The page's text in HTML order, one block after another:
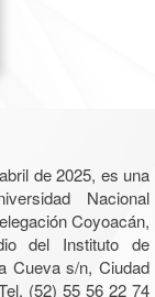
de 2025, es una
Nacional
Coyoacán,
del Instituto de
Cueva s/n, Ciudad
(52) 55 56 22 74